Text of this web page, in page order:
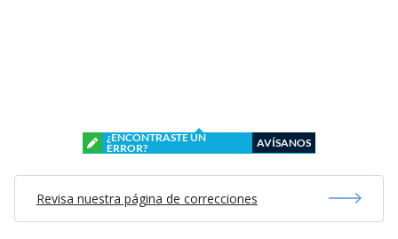
¿ENCONTRASTE UN
ERROR?
AVÍSANOS
Revisa nuestra página de correcciones